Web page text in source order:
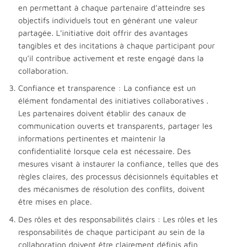
en permettant à chaque partenaire d’atteindre ses
objectifs individuels tout en générant une valeur
partagée. L’initiative doit offrir des avantages
tangibles et des incitations à chaque participant pour
qu’il contribue activement et reste engagé dans la
collaboration.
Confiance et transparence : La confiance est un
élément fondamental des initiatives collaboratives .
Les partenaires doivent établir des canaux de
communication ouverts et transparents, partager les
informations pertinentes et maintenir la
confidentialité lorsque cela est nécessaire. Des
mesures visant à instaurer la confiance, telles que des
règles claires, des processus décisionnels équitables et
des mécanismes de résolution des conflits, doivent
être mises en place.
Des rôles et des responsabilités clairs : Les rôles et les
responsabilités de chaque participant au sein de la
collaboration doivent être clairement définis afin